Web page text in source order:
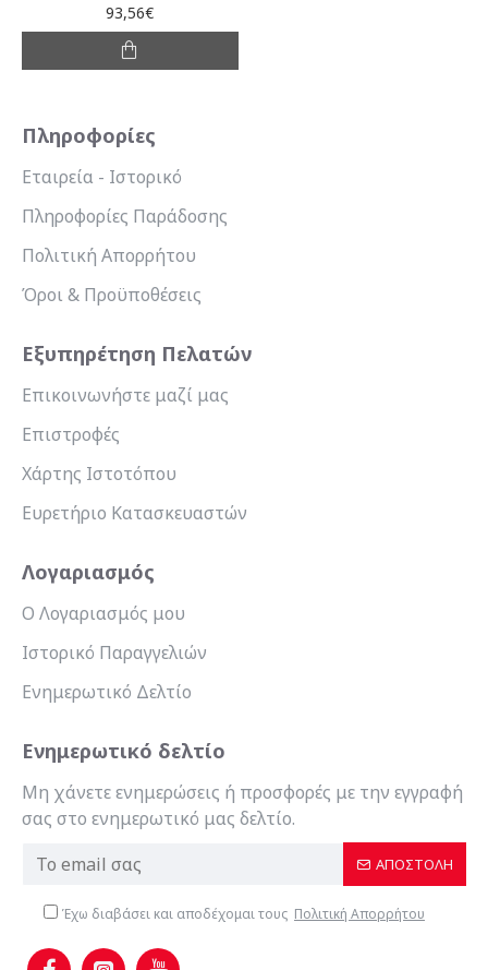
93,56€
Πληροφορίες
Εταιρεία - Ιστορικό
Πληροφορίες Παράδοσης
Πολιτική Απορρήτου
Όροι & Προϋποθέσεις
Εξυπηρέτηση Πελατών
Επικοινωνήστε μαζί μας
Επιστροφές
Χάρτης Ιστοτόπου
Ευρετήριο Κατασκευαστών
Λογαριασμός
Ο Λογαριασμός μου
Ιστορικό Παραγγελιών
Ενημερωτικό Δελτίο
Ενημερωτικό δελτίο
Μη χάνετε ενημερώσεις ή προσφορές με την εγγραφή
σας στο ενημερωτικό μας δελτίο.
ΑΠΟΣΤΟΛΉ
Έχω διαβάσει και αποδέχομαι τους Πολιτική Απορρήτου